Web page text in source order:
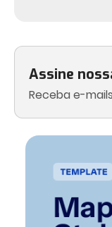
Assine
Receba e-